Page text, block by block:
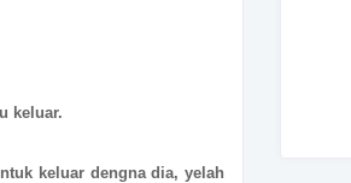
keluar.
keluar dengna dia, yelah